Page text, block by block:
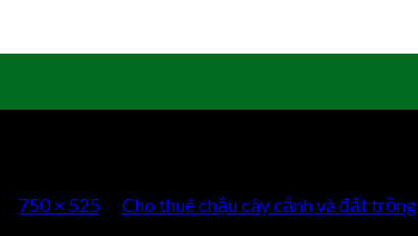
750 × 525 Cho thuê chậu cây cảnh và đất trồng